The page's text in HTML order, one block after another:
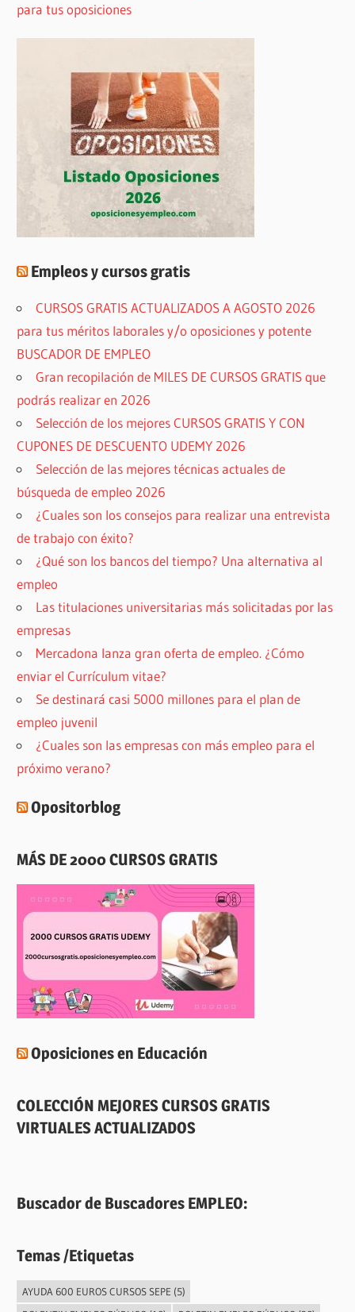
para tus oposiciones
Empleos y cursos gratis
CURSOS GRATIS ACTUALIZADOS A AGOSTO 2026
para tus méritos laborales y/o oposiciones y potente
BUSCADOR DE EMPLEO
Gran recopilación de MILES DE CURSOS GRATIS que
podrás realizar en 2026
Selección de los mejores CURSOS GRATIS Y CON
CUPONES DE DESCUENTO UDEMY 2026
Selección de las mejores técnicas actuales de
búsqueda de empleo 2026
¿Cuales son los consejos para realizar una entrevista
de trabajo con éxito?
¿Qué son los bancos del tiempo? Una alternativa al
empleo
Las titulaciones universitarias más solicitadas por las
empresas
Mercadona lanza gran oferta de empleo. ¿Cómo
enviar el Currículum vitae?
Se destinará casi 5000 millones para el plan de
empleo juvenil
¿Cuales son las empresas con más empleo para el
próximo verano?
Opositorblog
MÁS DE 2000 CURSOS GRATIS
Oposiciones en Educación
COLECCIÓN MEJORES CURSOS GRATIS
VIRTUALES ACTUALIZADOS
Buscador de Buscadores EMPLEO:
Temas /Etiquetas
AYUDA 600 EUROS CURSOS SEPE (5)